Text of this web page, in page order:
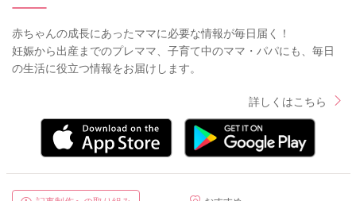
赤ちゃんの成長にあったママに必要な情報が毎日届く！
妊娠から出産までのプレママ、子育て中のママ・パパにも、毎日
の生活に役立つ情報をお届けします。
詳しくはこちら